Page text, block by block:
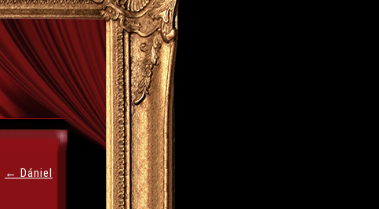
← Dániel